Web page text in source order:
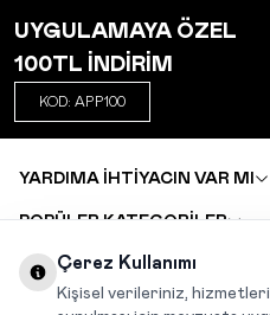
UYGULAMAYA ÖZEL
100TL İNDİRİM
KOD: APP100
YARDIMA İHTİYACIN VAR MI
POPÜLER KATEGORİLER
DEĞİŞİM VE İADE TALEBİ
KARIYER
Çerez Kullanımı
Kişisel verileriniz,